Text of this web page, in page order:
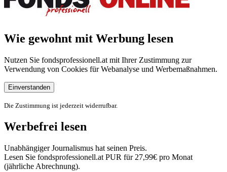
Wie gewohnt mit Werbung lesen
Nutzen Sie fondsprofessionell.at mit Ihrer Zustimmung zur
Verwendung von Cookies für Webanalyse und Werbemaßnahmen.
Einverstanden
Die Zustimmung ist jederzeit widerrufbar.
Werbefrei lesen
Unabhängiger Journalismus hat seinen Preis.
Lesen Sie fondsprofessionell.at PUR für 27,99€ pro Monat
(jährliche Abrechnung).